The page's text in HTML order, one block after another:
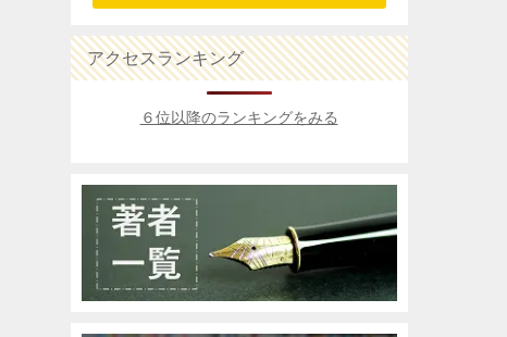
アクセスランキング
６位以降のランキングをみる